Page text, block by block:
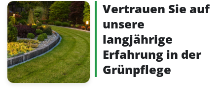
Vertrauen Sie auf
unsere
langjährige
Erfahrung in der
Grünpflege